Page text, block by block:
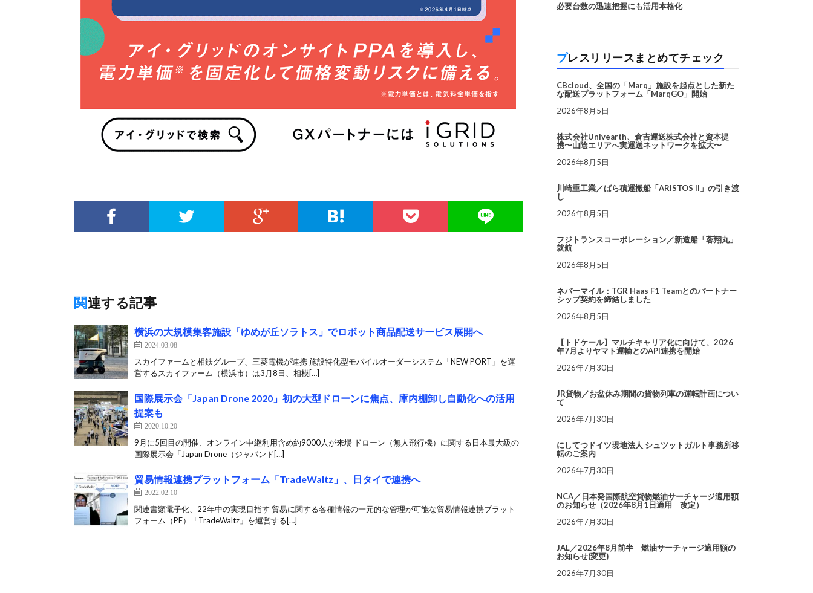
関連する記事
横浜の大規模集客施設「ゆめが丘ソラトス」でロボット商品配送サービス展開へ
2024.03.08
スカイファームと相鉄グループ、三菱電機が連携 施設特化型モバイルオーダーシステム「NEW PORT」を運
営するスカイファーム（横浜市）は3月8日、相模[…]
国際展示会「Japan Drone 2020」初の大型ドローンに焦点、庫内棚卸し自動化への活用
提案も
2020.10.20
9月に5回目の開催、オンライン中継利用含め約9000人が来場 ドローン（無人飛行機）に関する日本最大級の
国際展示会「Japan Drone（ジャパンド[…]
貿易情報連携プラットフォーム「TradeWaltz」、日タイで連携へ
2022.02.10
関連書類電子化、22年中の実現目指す 貿易に関する各種情報の一元的な管理が可能な貿易情報連携プラット
フォーム（PF）「TradeWaltz」を運営する[…]
必要台数の迅速把握にも活用本格化
プレスリリースまとめてチェック
CBcloud、全国の「Marq」施設を起点とした新た
な配送プラットフォーム「MarqGO」開始
2026年8月5日
株式会社Univearth、倉吉運送株式会社と資本提
携〜山陰エリアへ実運送ネットワークを拡大〜
2026年8月5日
川崎重工業／ばら積運搬船「ARISTOS II」の引き渡
し
2026年8月5日
フジトランスコーポレーション／新造船「蓉翔丸」
就航
2026年8月5日
ネバーマイル：TGR Haas F1 Teamとのパートナー
シップ契約を締結しました
2026年8月5日
【トドケール】マルチキャリア化に向けて、2026
年7月よりヤマト運輸とのAPI連携を開始
2026年7月30日
JR貨物／お盆休み期間の貨物列車の運転計画につい
て
2026年7月30日
にしてつドイツ現地法人 シュツットガルト事務所移
転のご案内
2026年7月30日
NCA／日本発国際航空貨物燃油サーチャージ適用額
のお知らせ（2026年8月1日適用 改定）
2026年7月30日
JAL／2026年8月前半 燃油サーチャージ適用額の
お知らせ(変更)
2026年7月30日